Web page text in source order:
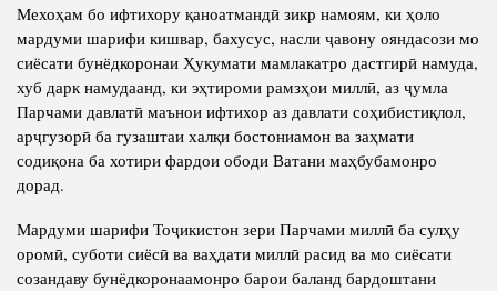
Мехоҳам бо ифтихору қаноатмандӣ зикр намоям, ки ҳоло
мардуми шарифи кишвар, бахусус, насли ҷавону ояндасози мо
сиёсати бунёдкоронаи Ҳукумати мамлакатро дастгирӣ намуда,
хуб дарк намудаанд, ки эҳтироми рамзҳои миллӣ, аз ҷумла
Парчами давлатӣ маънои ифтихор аз давлати соҳибистиқлол,
арҷгузорӣ ба гузаштаи халқи бостониамон ва заҳмати
содиқона ба хотири фардои ободи Ватани маҳбубамонро
дорад.
Мардуми шарифи Тоҷикистон зери Парчами миллӣ ба сулҳу
оромӣ, суботи сиёсӣ ва ваҳдати миллӣ расид ва мо сиёсати
созандаву бунёдкоронаамонро барои баланд бардоштани